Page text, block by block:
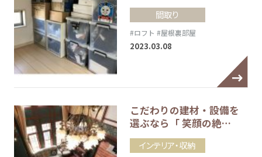
間取り
#ロフト #屋根裏部屋
2023.03.08
こだわりの建材・設備を
選ぶなら「 笑顔の絶…
インテリア・収納